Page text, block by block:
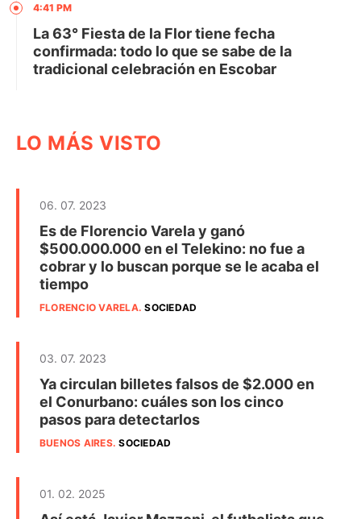
4:41 PM
La 63° Fiesta de la Flor tiene fecha
confirmada: todo lo que se sabe de la
tradicional celebración en Escobar
LO MÁS VISTO
06. 07. 2023
Es de Florencio Varela y ganó
$500.000.000 en el Telekino: no fue a
cobrar y lo buscan porque se le acaba el
tiempo
FLORENCIO VARELA.SOCIEDAD
03. 07. 2023
Ya circulan billetes falsos de $2.000 en
el Conurbano: cuáles son los cinco
pasos para detectarlos
BUENOS AIRES.SOCIEDAD
01. 02. 2025